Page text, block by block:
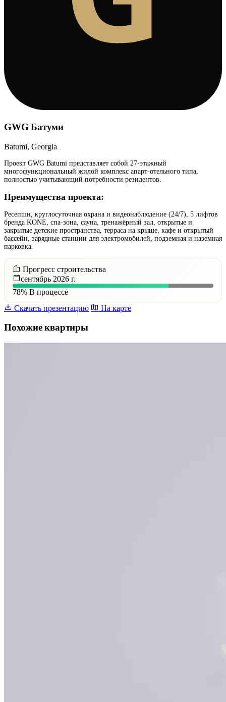
GWG Батуми
Batumi, Georgia
Проект GWG Batumi представляет собой 27-этажный
многофункциональный жилой комплекс апарт-отельного типа,
полностью учитывающий потребности резидентов.
Преимущества проекта:
Ресепшн, круглосуточная охрана и видеонаблюдение (24/7), 5 лифтов
бренда KONE, спа-зона, сауна, тренажёрный зал, открытые и
закрытые детские пространства, терраса на крыше, кафе и открытый
бассейн, зарядные станции для электромобилей, подземная и наземная
парковка.
Прогресс строительства
сентябрь 2026 г.
78% В процессе
Скачать презентацию
На карте
Похожие квартиры